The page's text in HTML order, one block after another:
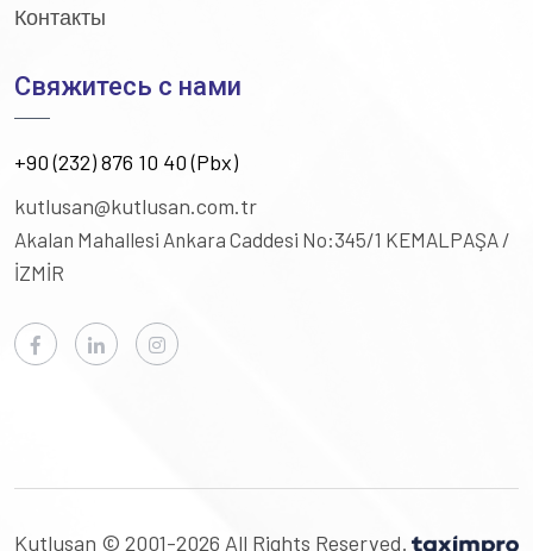
Контакты
Свяжитесь с нами
+90 (232) 876 10 40 (Pbx)
kutlusan@kutlusan.com.tr
Akalan Mahallesi Ankara Caddesi No:345/1 KEMALPAŞA /
İZMİR
Kutlusan © 2001-2026 All Rights Reserved.